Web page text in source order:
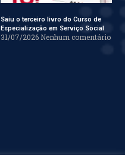
Saiu o terceiro livro do Curso de
Especialização em Serviço Social
31/07/2026 Nenhum comentário